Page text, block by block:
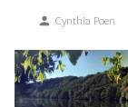
Posted
Cynthia Poen